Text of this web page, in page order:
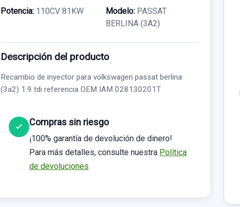
Potencia: 110CV 81KW Modelo: PASSAT
BERLINA (3A2)
Descripción del producto
Recambio de inyector para volkswagen passat berlina
(3a2) 1.9 tdi referencia OEM IAM 028130201T
Compras sin riesgo
¡100% garantía de devolución de dinero!
Para más detalles, consulte nuestra Política
de devoluciones